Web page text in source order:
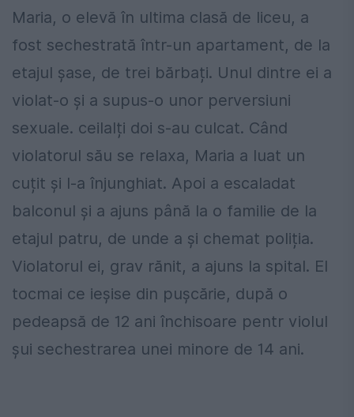
Maria, o elevă în ultima clasă de liceu, a
fost sechestrată într-un apartament, de la
etajul șase, de trei bărbați. Unul dintre ei a
violat-o și a supus-o unor perversiuni
sexuale. ceilalți doi s-au culcat. Când
violatorul său se relaxa, Maria a luat un
cuțit și l-a înjunghiat. Apoi a escaladat
balconul și a ajuns până la o familie de la
etajul patru, de unde a și chemat poliția.
Violatorul ei, grav rănit, a ajuns la spital. El
tocmai ce ieșise din pușcărie, după o
pedeapsă de 12 ani închisoare pentr violul
șui sechestrarea unei minore de 14 ani.